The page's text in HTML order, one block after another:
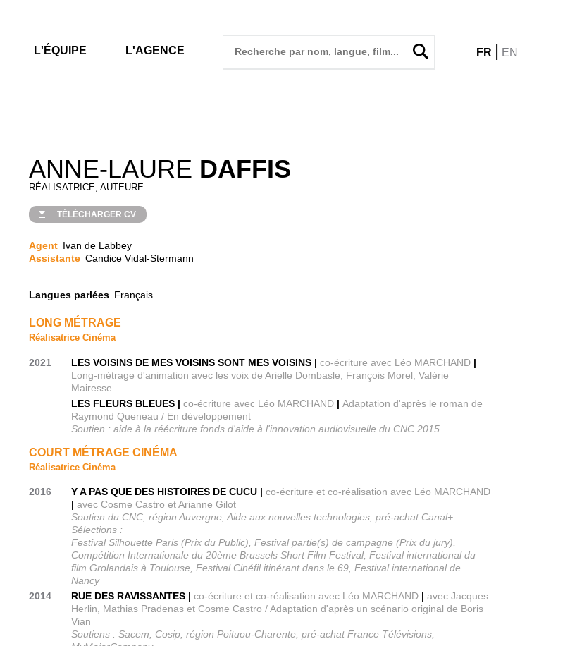
L'ÉQUIPE L'AGENCE FR | EN
ANNE-LAURE DAFFIS
RÉALISATRICE, AUTEURE
TÉLÉCHARGER CV
Agent Ivan de Labbey
Assistante Candice Vidal-Stermann
Langues parlées Français
LONG MÉTRAGE
Réalisatrice Cinéma
2021 LES VOISINS DE MES VOISINS SONT MES VOISINS |co-écriture avec Léo MARCHAND |
Long-métrage d'animation avec les voix de Arielle Dombasle, François Morel, Valérie
Mairesse
LES FLEURS BLEUES |co-écriture avec Léo MARCHAND |Adaptation d'après le roman de
Raymond Queneau / En développement
Soutien : aide à la réécriture fonds d'aide à l'innovation audiovisuelle du CNC 2015
COURT MÉTRAGE CINÉMA
Réalisatrice Cinéma
2016 Y A PAS QUE DES HISTOIRES DE CUCU |co-écriture et co-réalisation avec Léo MARCHAND
|avec Cosme Castro et Arianne Gilot
Soutien du CNC, région Auvergne, Aide aux nouvelles technologies, pré-achat Canal+
Sélections :
Festival Silhouette Paris (Prix du Public), Festival partie(s) de campagne (Prix du jury),
Compétition Internationale du 20ème Brussels Short Film Festival, Festival international du
film Grolandais à Toulouse, Festival Cinéfil itinérant dans le 69, Festival international de
Nancy
2014
RUE DES RAVISSANTES |co-écriture et co-réalisation avec Léo MARCHAND |avec Jacques
Herlin, Mathias Pradenas et Cosme Castro / Adaptation d'après un scénario original de Boris
Vian
Soutiens : Sacem, Cosip, région Poituou-Charente, pré-achat France Télévisions,